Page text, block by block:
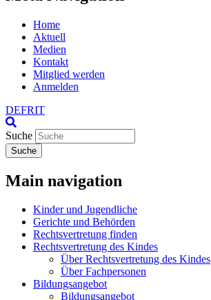
Home
Aktuell
Medien
Kontakt
Mitglied werden
Anmelden
DEFRIT
Suche
Suche
Main navigation
Kinder und Jugendliche
Gerichte und Behörden
Rechtsvertretung finden
Rechtsvertretung des Kindes
Über Rechtsvertretung des Kindes
Über Fachpersonen
Bildungsangebot
Bildungsangebot